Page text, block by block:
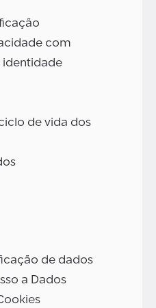
com
de vida dos
de dados
a Dados